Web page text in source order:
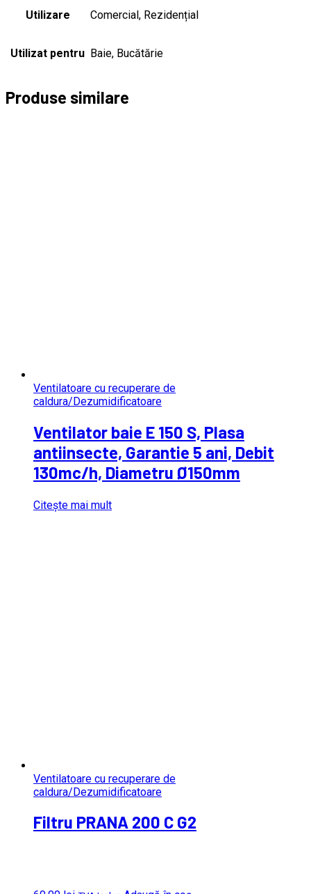
Utilizare Comercial, Rezidențial
Utilizat pentru Baie, Bucătărie
Produse similare
Ventilatoare cu recuperare de
caldura/Dezumidificatoare
Ventilator baie E 150 S, Plasa
antiinsecte, Garantie 5 ani, Debit
130mc/h, Diametru Ø150mm
Citește mai mult
Ventilatoare cu recuperare de
caldura/Dezumidificatoare
Filtru PRANA 200 C G2